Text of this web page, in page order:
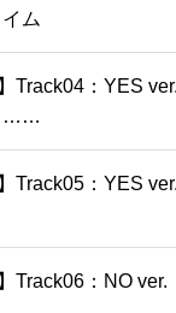
ム
Track04：YES
……
Track05：YES
Track06：NO